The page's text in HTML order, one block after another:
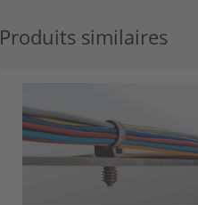
Produits similaires